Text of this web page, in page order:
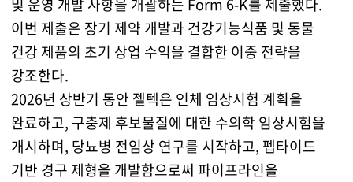
및 운영 개발 사항을 개괄하는 Form 6-K를 제출했다.
이번 제출은 장기 제약 개발과 건강기능식품 및 동물
건강 제품의 초기 상업 수익을 결합한 이중 전략을
강조한다.
2026년 상반기 동안 젤텍은 인체 임상시험 계획을
완료하고, 구충제 후보물질에 대한 수의학 임상시험을
개시하며, 당뇨병 전임상 연구를 시작하고, 펩타이드
기반 경구 제형을 개발함으로써 파이프라인을